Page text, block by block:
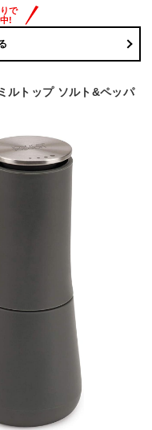
トップ ソルト&ペッパ